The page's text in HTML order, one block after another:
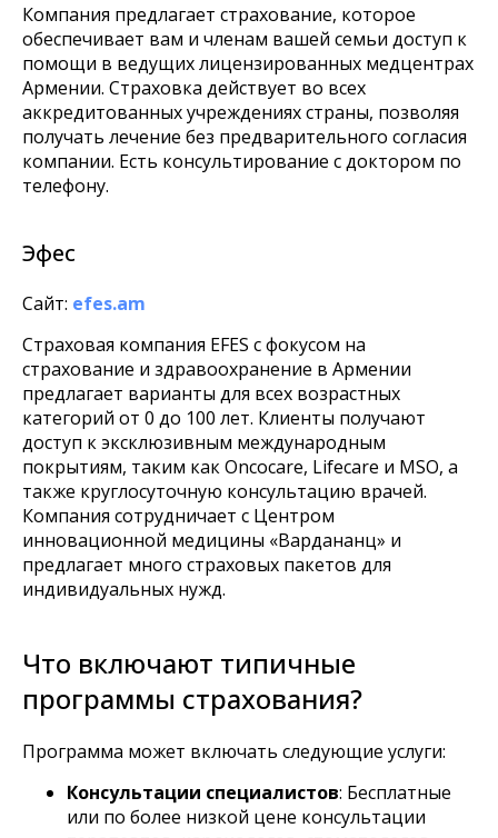
Компания предлагает страхование, которое
обеспечивает вам и членам вашей семьи доступ к
помощи в ведущих лицензированных медцентрах
Армении. Страховка действует во всех
аккредитованных учреждениях страны, позволяя
получать лечение без предварительного согласия
компании. Есть консультирование с доктором по
телефону.
Эфес
Сайт: efes.am
Страховая компания EFES с фокусом на
страхование и здравоохранение в Армении
предлагает варианты для всех возрастных
категорий от 0 до 100 лет. Клиенты получают
доступ к эксклюзивным международным
покрытиям, таким как Oncocare, Lifecare и MSO, а
также круглосуточную консультацию врачей.
Компания сотрудничает с Центром
инновационной медицины «Вардананц» и
предлагает много страховых пакетов для
индивидуальных нужд.
Что включают типичные
программы страхования?
Программа может включать следующие услуги:
Консультации специалистов: Бесплатные
или по более низкой цене консультации